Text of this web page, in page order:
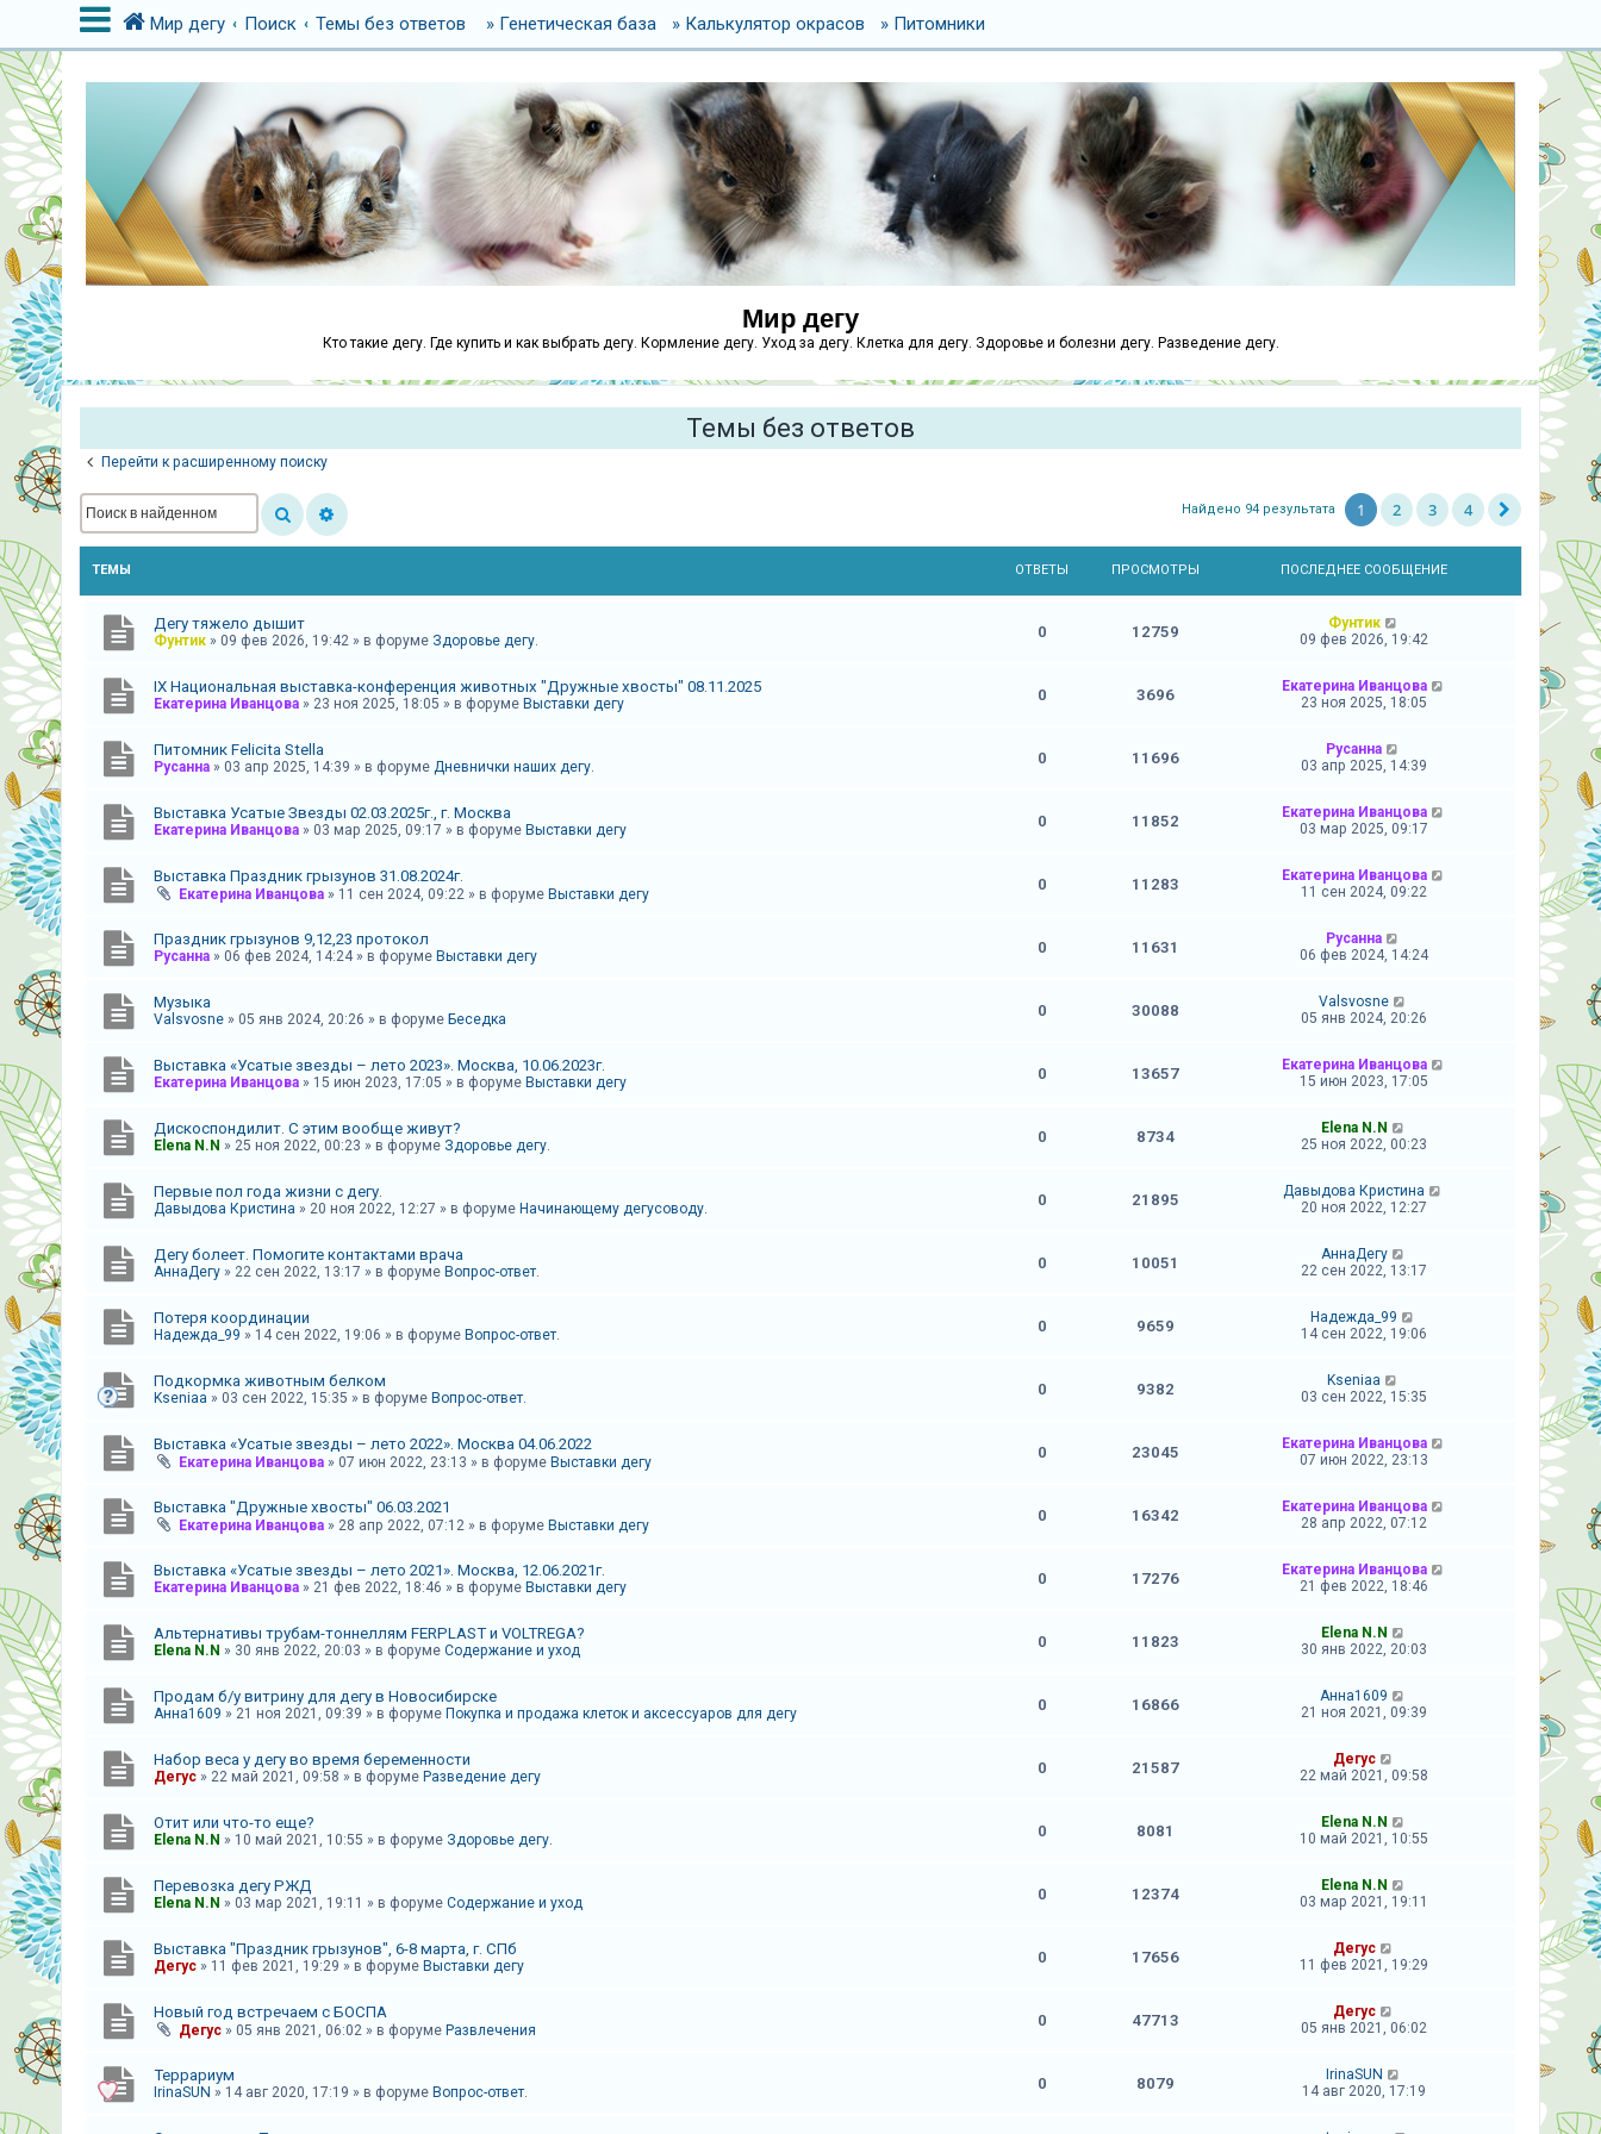
В
х
о
д
Р
е
г
и
с
р
а
ц
и
я
Т
е
м
ы
б
е
з
о
т
в
т
о
в
А
к
т
и
в
н
ы
е
т
е
м
ы
П
о
и
с
к
F
A
Q
Мир дегу Поиск Темы без ответов » Генетическая база » Калькулятор окрасов » Питомники
Мир дегу
Кто такие дегу. Где купить и как выбрать дегу. Кормление дегу. Уход за дегу. Клетка для дегу. Здоровье и болезни дегу. Разведение дегу.
Темы без ответов
Перейти к расширенному поиску
Найдено 94 результата 1 2 3 4
ТЕМЫ ОТВЕТЫ ПРОСМОТРЫ ПОСЛЕДНЕЕ СООБЩЕНИЕ
Дегу тяжело дышит
Фунтик »09 фев 2026, 19:42 » в форуме Здоровье дегу. 0 12759
Фунтик
09 фев 2026, 19:42
IX Национальная выставка-конференция животных "Дружные хвосты" 08.11.2025
Екатерина Иванцова » 23 ноя 2025, 18:05 » в форуме Выставки дегу 0 3696
Екатерина Иванцова
23 ноя 2025, 18:05
Питомник Felicita Stella
Русанна »03 апр 2025, 14:39 » в форумеДневнички наших дегу. 0 11696
Русанна
03 апр 2025, 14:39
Выставка Усатые Звезды 02.03.2025г., г. Москва
Екатерина Иванцова »03 мар 2025, 09:17 » в форуме Выставки дегу 0 11852
Екатерина Иванцова
03 мар 2025, 09:17
Выставка Праздник грызунов 31.08.2024г.
Екатерина Иванцова » 11 сен 2024, 09:22 » в форуме Выставки дегу
0 11283
Екатерина Иванцова
11 сен 2024, 09:22
Праздник грызунов 9,12,23 протокол
Русанна »06 фев 2024, 14:24» в форуме Выставки дегу 0 11631
Русанна
06 фев 2024, 14:24
Музыка
Valsvosne »05 янв 2024, 20:26 » в форуме Беседка 0 30088
Valsvosne
05 янв 2024, 20:26
Выставка «Усатые звезды – лето 2023». Москва, 10.06.2023г.
Екатерина Иванцова » 15 июн 2023, 17:05 » в форуме Выставки дегу 0 13657
Екатерина Иванцова
15 июн 2023, 17:05
Дискоспондилит. С этим вообще живут?
Elena N.N » 25 ноя 2022, 00:23 » в форуме Здоровье дегу. 0 8734
Elena N.N
25 ноя 2022, 00:23
Первые пол года жизни с дегу.
Давыдова Кристина » 20 ноя 2022, 12:27 » в форуме Начинающему дегусоводу. 0 21895
Давыдова Кристина
20 ноя 2022, 12:27
Дегу болеет. Помогите контактами врача
АннаДегу » 22 сен 2022, 13:17 » в форуме Вопрос-ответ. 0 10051
АннаДегу
22 сен 2022, 13:17
Потеря координации
Надежда_99 » 14 сен 2022, 19:06 » в форуме Вопрос-ответ. 0 9659
Надежда_99
14 сен 2022, 19:06
Подкормка животным белком
Kseniaa »03 сен 2022, 15:35 » в форуме Вопрос-ответ. 0 9382
Kseniaa
03 сен 2022, 15:35
Выставка «Усатые звезды – лето 2022». Москва 04.06.2022
Екатерина Иванцова »07 июн 2022, 23:13 » в форуме Выставки дегу
0 23045
Екатерина Иванцова
07 июн 2022, 23:13
Выставка "Дружные хвосты" 06.03.2021
Екатерина Иванцова » 28 апр 2022, 07:12 » в форуме Выставки дегу
0 16342
Екатерина Иванцова
28 апр 2022, 07:12
Выставка «Усатые звезды – лето 2021». Москва, 12.06.2021г.
Екатерина Иванцова » 21 фев 2022, 18:46 » в форуме Выставки дегу 0 17276
Екатерина Иванцова
21 фев 2022, 18:46
Альтернативы трубам-тоннеллям FERPLAST и VOLTREGA?
Elena N.N » 30 янв 2022, 20:03 » в форумеСодержание и уход 0 11823
Elena N.N
30 янв 2022, 20:03
Продам б/у витрину для дегу в Новосибирске
Анна1609 » 21 ноя 2021, 09:39 » в форуме Покупка и продажа клеток и аксессуаров для дегу 0 16866
Анна1609
21 ноя 2021, 09:39
Набор веса у дегу во время беременности
Дегус » 22 май 2021, 09:58 » в форуме Разведение дегу 0 21587
Дегус
22 май 2021, 09:58
Отит или что-то еще?
Elena N.N » 10 май 2021, 10:55 » в форуме Здоровье дегу. 0 8081
Elena N.N
10 май 2021, 10:55
Перевозка дегу РЖД
Elena N.N »03 мар 2021, 19:11 » в форумеСодержание и уход 0 12374
Elena N.N
03 мар 2021, 19:11
Выставка "Праздник грызунов", 6-8 марта, г. СПб
Дегус » 11 фев 2021, 19:29 » в форуме Выставки дегу 0 17656
Дегус
11 фев 2021, 19:29
Новый год встречаем с БОСПА
Дегус »05 янв 2021, 06:02 » в форуме Развлечения
0 47713
Дегус
05 янв 2021, 06:02
Террариум
IrinaSUN » 14 авг 2020, 17:19 » в форуме Вопрос-ответ. 0 8079
IrinaSUN
14 авг 2020, 17:19